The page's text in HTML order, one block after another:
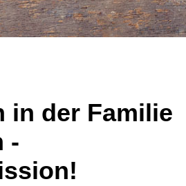
in der Familie
-